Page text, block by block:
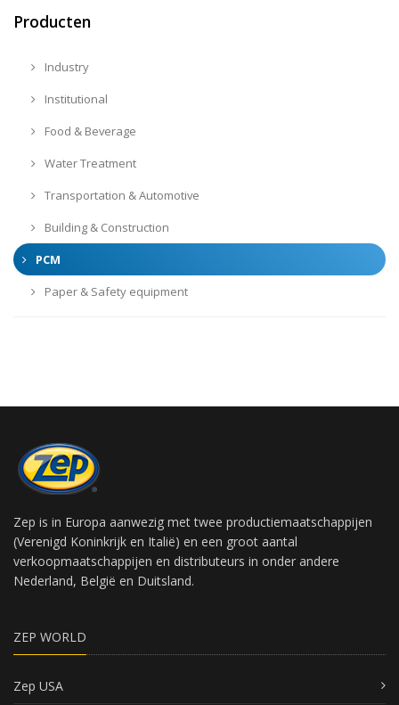
Producten
Industry
Institutional
Food & Beverage
Water Treatment
Transportation & Automotive
Building & Construction
PCM
Paper & Safety equipment
Zep is in Europa aanwezig met twee productiemaatschappijen
(Verenigd Koninkrijk en Italië) en een groot aantal
verkoopmaatschappijen en distributeurs in onder andere
Nederland, België en Duitsland.
ZEP WORLD
Zep USA